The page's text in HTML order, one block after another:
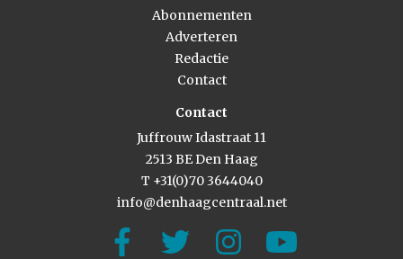
Abonnementen
Adverteren
Redactie
Contact
Contact
Juffrouw Idastraat 11
2513 BE Den Haag
T +31(0)70 3644040
info@denhaagcentraal.net